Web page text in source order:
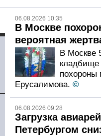
06.08.2026 10:35
В Москве
вероятная
В Москве
кладбище
похороны
Ерусалимова. ©
06.08.2026 09:28
Загрузка
Петербургом